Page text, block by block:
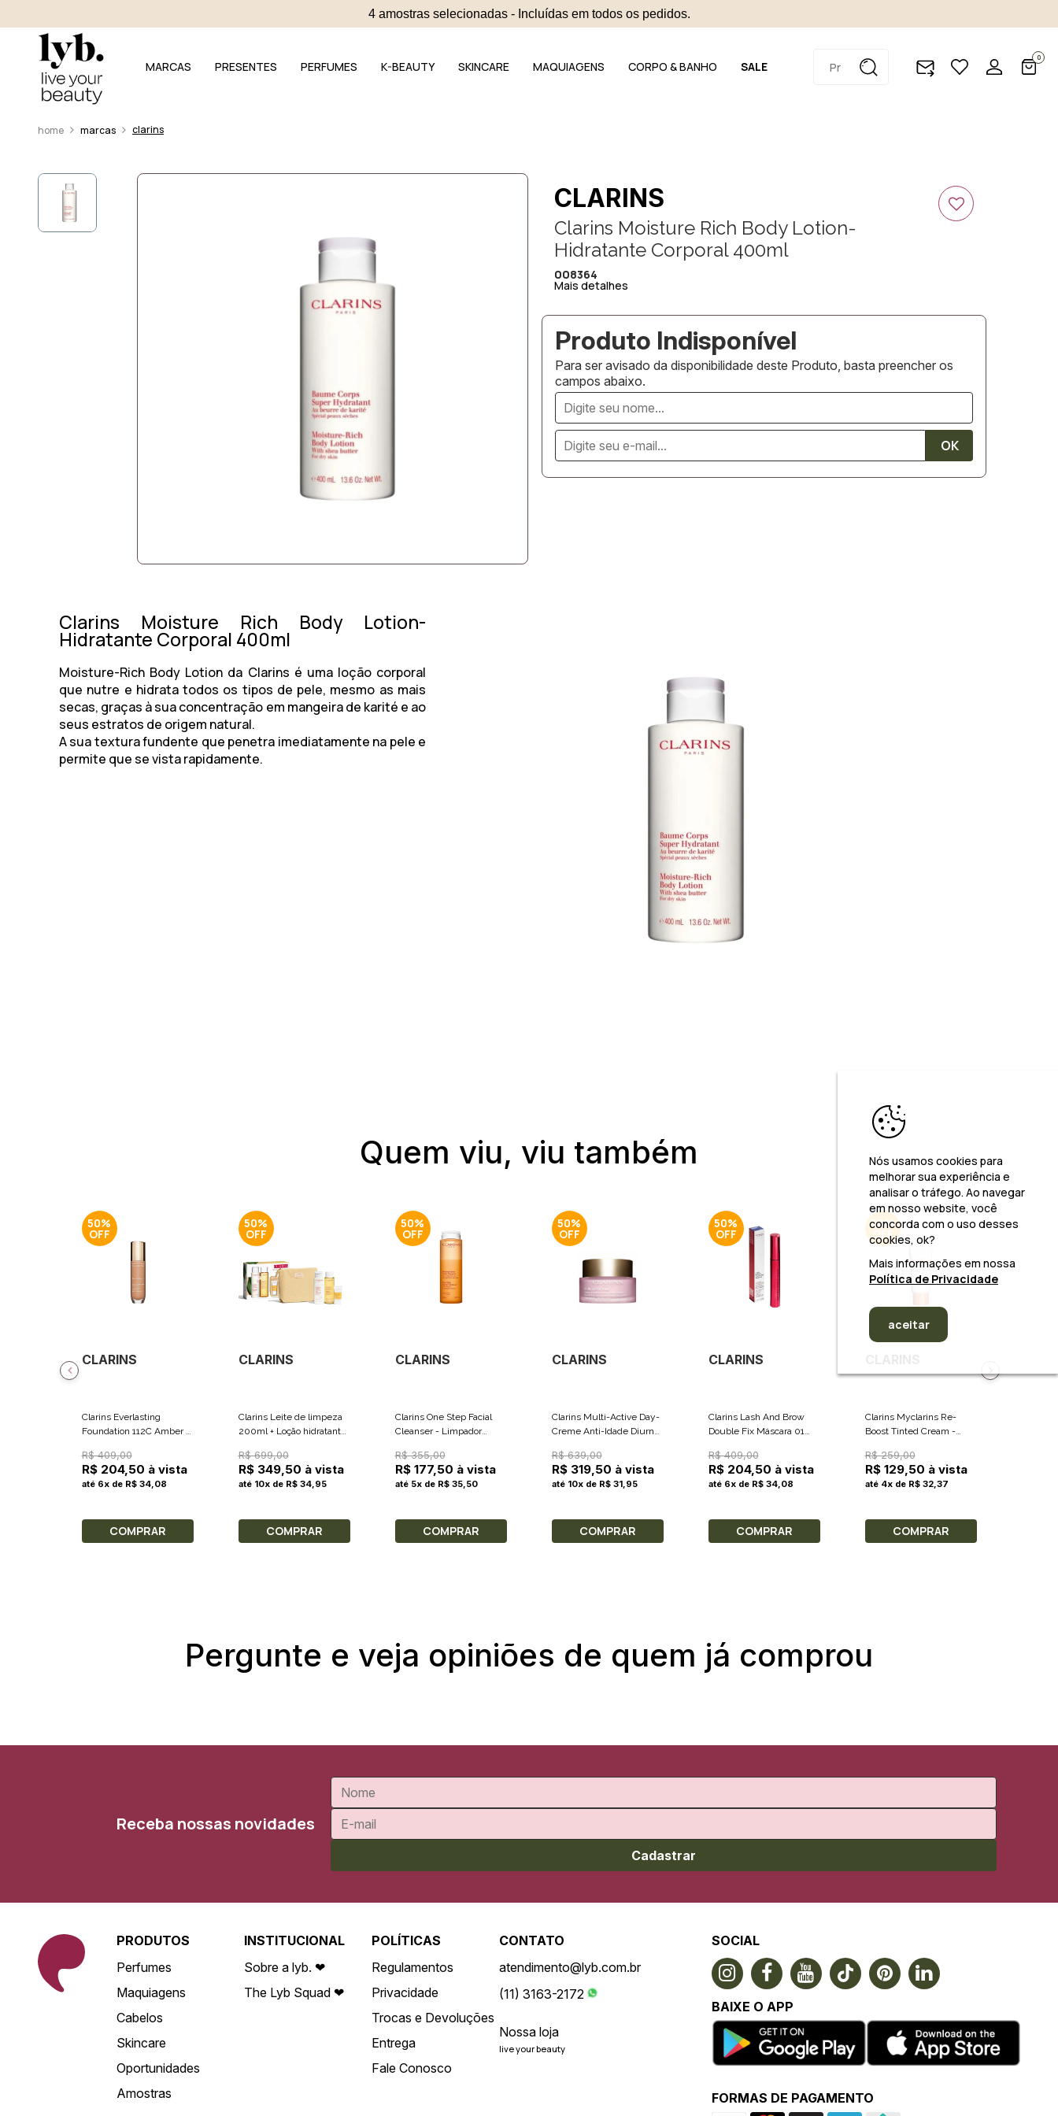
4 amostras selecionadas - Incluídas em todos os pedidos.
MARCAS PRESENTES PERFUMES K-BEAUTY SKINCARE MAQUIAGENS CORPO & BANHO SALE
0
marcas clarins
CLARINS
Clarins Moisture Rich Body Lotion-
Hidratante Corporal 400ml
008364
Mais detalhes
Para ser avisado da disponibilidade deste Produto, basta preencher os
campos abaixo.
Clarins Moisture Rich Body Lotion-
Hidratante Corporal 400ml
Moisture-Rich Body Lotion da Clarins é uma loção corporal
que nutre e hidrata todos os tipos de pele, mesmo as mais
secas, graças à sua concentração em mangeira de karité e ao
seus estratos de origem natural.
A sua textura fundente que penetra imediatamente na pele e
permite que se vista rapidamente.
Quem viu, viu também
50%
CLARINS
Clarins Everlasting
Foundation 112C Amber -
R$ 409,00
R$ 204,50 à vista
até 6x de R$ 34,08
COMPRAR
50%
CLARINS
Clarins Leite de limpeza
200ml + Loção hidratante
15ml + Nécessaire
R$ 699,00
R$ 349,50 à vista
até 10x de R$ 34,95
COMPRAR
50%
CLARINS
Clarins One Step Facial
Cleanser - Limpador
R$ 355,00
R$ 177,50 à vista
até 5x de R$ 35,50
COMPRAR
50%
CLARINS
Clarins Multi-Active Day-
Creme Anti-Idade Diurno
R$ 639,00
R$ 319,50 à vista
até 10x de R$ 31,95
COMPRAR
50%
CLARINS
Clarins Lash And Brow
Double Fix Máscara 01
Cílios 8ml
R$ 409,00
R$ 204,50 à vista
até 6x de R$ 34,08
COMPRAR
50%
Clarins Myclarins Re-
Boost Tinted Cream -
R$ 259,00
R$ 129,50 à vista
até 4x de R$ 32,37
COMPRAR
Pergunte e veja opiniões de quem já comprou
Receba nossas novidades
Cadastrar
PRODUTOS
Perfumes
Maquiagens
Cabelos
Skincare
Oportunidades
Amostras
INSTITUCIONAL
Sobre a lyb. ❤
The Lyb Squad ❤
POLÍTICAS
Regulamentos
Privacidade
Trocas e Devoluções
Entrega
Fale Conosco
CONTATO
atendimento@lyb.com.br
(11) 3163-2172
Nossa loja
live your beauty
SOCIAL
BAIXE O APP
FORMAS DE PAGAMENTO
Nós usamos cookies para
melhorar sua experiência e
analisar o tráfego. Ao navegar
em nosso website, você
concorda com o uso desses
cookies, ok?
Mais informações em nossa
Política de Privacidade
aceitar